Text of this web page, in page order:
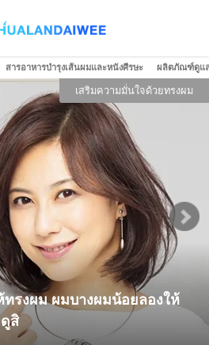
สารอาหารบำรุงเส้นผมและหนังศีรษะ ผลิตภัณฑ์ดูแล
เสริมความมั่นใจด้วยทรงผม
ทรงผม ผมบางผมน้อยลองให้
สิ